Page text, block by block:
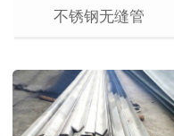
不锈钢无缝管